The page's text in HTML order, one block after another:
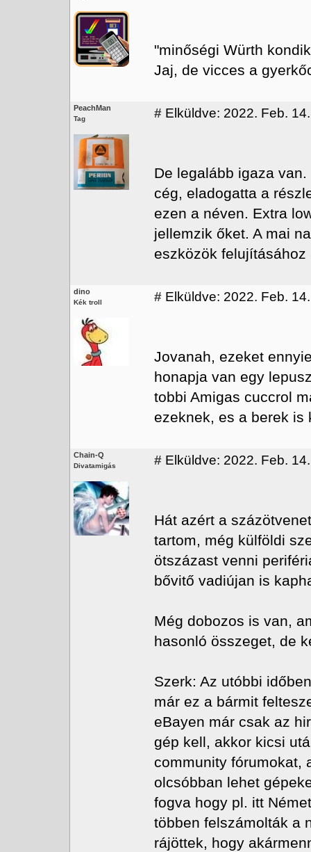
"minőségi Würth
Jaj, de vicces a
PeachMan
Tag # Elküldve: 2022. Feb.
De legalább igaza
cég, eladogatta a
ezen a néven. Extra
jellemzik őket. A mai
eszközök
dino
Kék troll # Elküldve: 2022. Feb.
Jovanah, ezeket
honapja van egy
tobbi Amigas cuccrol
ezeknek, es a berek is
Chain-Q
Divatamigás # Elküldve: 2022. Feb.
Hát azért a
tartom, még külföldi
ötszázast venni
bővitő vadiújan is
Még dobozos is van,
hasonló összeget, de
Szerk: Az utóbbi
már ez a bármit
eBayen már csak az
gép kell, akkor kicsi
community fórumokat,
olcsóbban lehet
fogva hogy pl. itt
többen felszámolták a
rájöttek, hogy